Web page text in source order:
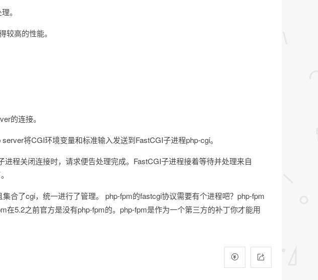
。
高的性能。
的连接。
将CGI环境变量和标准输入发送到FastCGI子进程php-cgi。
程关闭连接时，请求便告处理完成。FastCGI子进程接着等待并处理来自
合了cgi，统一进行了管理。 php-fpm的fastcgi协议需要有个进程吧？php-fpm
5.2之前官方是没有php-fpm的。php-fpm是作为一个第三方的补丁你才能用